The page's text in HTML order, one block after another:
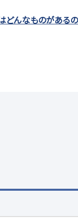
どんなものがある